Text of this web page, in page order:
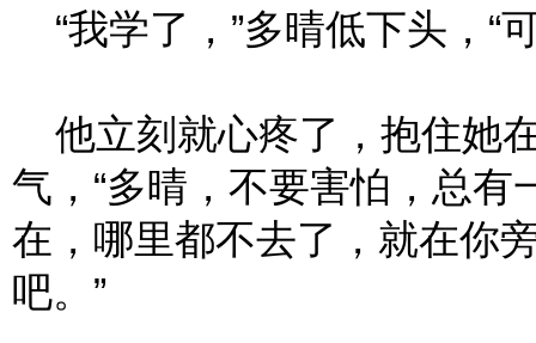
“我学了，”多晴低下头，“
他立刻就心疼了，抱住她
气，“多晴，不要害怕，总
在，哪里都不去了，就在你
吧。”